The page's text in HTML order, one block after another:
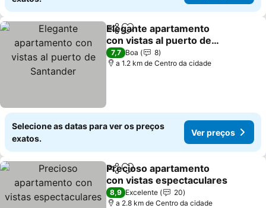
PartilharAdicionar aos favoritos
Elegante apartamento
con vistas al puerto de
Santander
Ver preços
7,7 Boa
8
a 1.2 km de Centro da cidade
Selecione as datas para ver os preços
exatos.
Ver preços
PartilharAdicionar aos favoritos
Precioso apartamento
con vistas espectaculares
Ver preços
8,9 Excelente
20
a 2.8 km de Centro da cidade